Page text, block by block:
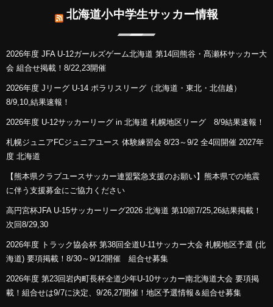
北海道小中学生サッカー情報
2026年度 JFA U-12ガールズゲーム北海道 第14回熊谷・髙瀬杯サッカー大
会 組合せ掲載！8/22,23開催
2026年度 Jリーグ U-14 ポラリスリーグ（北海道・東北・北信越）
8/9,10,結果速報！
2026年度 U-12サッカーリーグ in 北海道 札幌地区リーグ 8/9結果速報！
札幌ジュニアFCジュニアユース 体験練習会 8/23～9/2 全4回開催 2027年
度 北海道
【熊本県クラブユースサッカー連盟緊急支援のお願い】熊本県での地震
に伴う支援募金にご協力ください
高円宮杯JFA U-15サッカーリーグ2026 北海道 第10節7/25,26結果掲載！
次回8/29,30
2026年度 トラック協会杯 第38回全道U-11サッカー大会 札幌地区予選 (北
海道) 要項掲載！8/30～9/12開催 組合せ募集
2026年度 第23回岩内町長杯全道少年U-10サッカー南北海道大会 要項掲
載！組合せは9/7に決定、9/26,27開催！地区予選情報＆組合せ募集